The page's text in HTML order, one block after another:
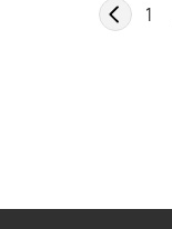
1